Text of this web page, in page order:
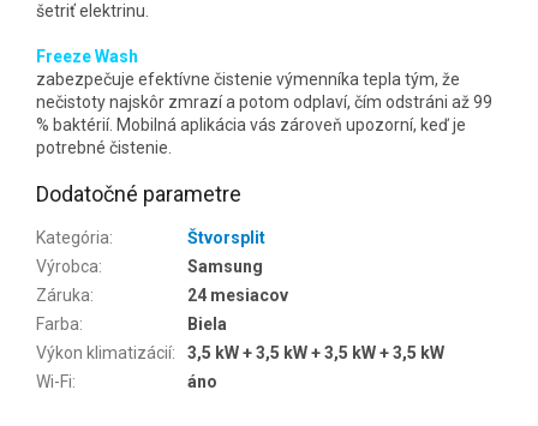
šetriť elektrinu.
Freeze Wash
zabezpečuje efektívne čistenie výmenníka tepla tým, že
nečistoty najskôr zmrazí a potom odplaví, čím odstráni až 99
% baktérií. Mobilná aplikácia vás zároveň upozorní, keď je
potrebné čistenie.
Dodatočné parametre
Kategória:
Štvorsplit
Výrobca:
Samsung
Záruka:
24 mesiacov
Farba:
Biela
Výkon klimatizácií:
3,5 kW + 3,5 kW + 3,5 kW + 3,5 kW
Wi-Fi: áno